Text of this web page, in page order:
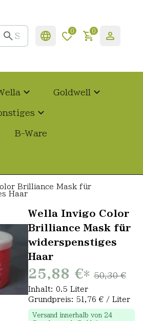
0 0
Goldwell
B-Ware
Brilliance Mask für
Haar
Wella Invigo Color
Brilliance Mask für
widerspenstiges
Haar
25,88 €* 50,30 €
Inhalt: 0.5 Liter
Grundpreis: 51,76 € / Liter
Versand innerhalb von 24